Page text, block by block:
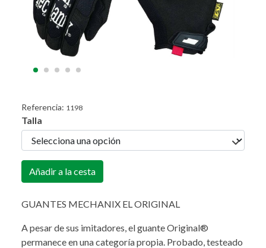
Referencia: 1198
Talla
Añadir a la cesta
GUANTES MECHANIX EL ORIGINAL
A pesar de sus imitadores, el guante Original®
permanece en una categoría propia. Probado, testeado